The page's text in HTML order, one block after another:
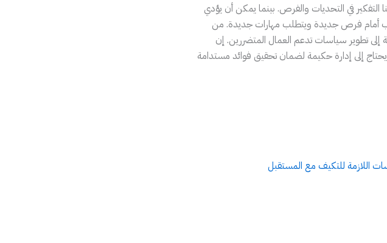
في التحديات والفرص. بينما يمكن أن يؤدي
أمام فرص جديدة ويتطلب مهارات جديدة. من
إلى تطوير سياسات تدعم العمال المتضررين. إن
يحتاج إلى إدارة حكيمة لضمان تحقيق فوائد مستدامة
اللازمة للتكيف مع المستقبل